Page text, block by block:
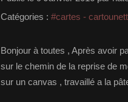
Catégories : #cartes -
Bonjour à toutes , Après avoir
sur le chemin de la reprise de
sur un canvas , travaillé a la